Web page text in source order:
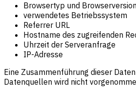
Browsertyp und
verwendetes Betriebssystem
Referrer URL
Hostname des zugreifenden
Uhrzeit der Serveranfrage
IP-Adresse
Eine Zusammenführung dieser
Datenquellen wird nicht